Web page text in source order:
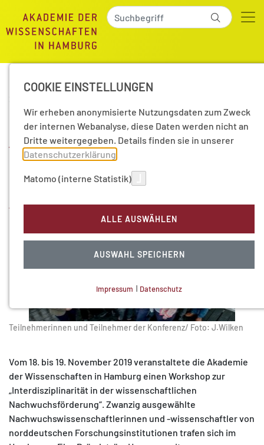
Interdisziplinärer
Workshop mit
und -wissenschaftlern
Teilnehmerinnen und Teilnehmer der Konferenz/ Foto: J.Wilken
Vom 18. bis 19. November 2019 veranstaltete die Akademie
der Wissenschaften in Hamburg einen Workshop zur
„Interdisziplinarität in der wissenschaftlichen
Nachwuchsförderung“. Zwanzig ausgewählte
Nachwuchswissenschaftlerinnen und -wissenschaftler von
norddeutschen Forschungsinstitutionen trafen sich im
COOKIE EINSTELLUNGEN
Wir erheben anonymisierte Nutzungsdaten zum Zweck
der internen Webanalyse, diese Daten werden nicht an
Dritte weitergegeben. Details finden sie in unserer
Datenschutzerklärung
Matomo (interne Statistik)
ALLE AUSWÄHLEN
AUSWAHL SPEICHERN
Technisch notwendig.
MATOMO (INTERNE STATISTIK)
Statistik Cookies erfassen Informationen anonym.
unsere Besucher unsere Website nutzen.
Impressum | Datenschutz